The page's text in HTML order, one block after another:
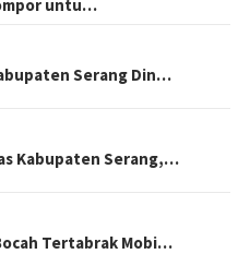
untu…
Serang Din…
Kabupaten Serang,…
Tertabrak Mobi…